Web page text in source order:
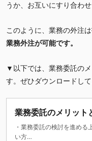
うか、お互いにすり合わ
このように、業務の外注は
業務外注が可能です。
▼以下では、業務委託の
す。ぜひダウンロードして
業務委託のメリット
・業務委託の検討を進める
い方